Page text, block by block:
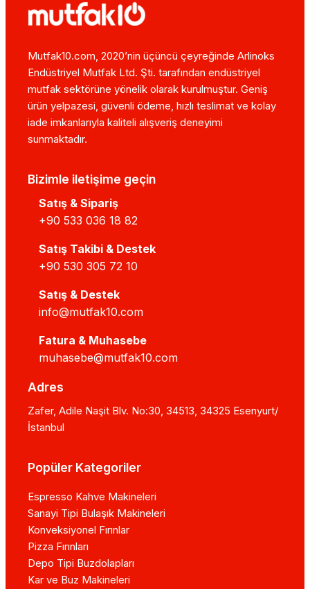
Mutfak10.com, 2020’nin üçüncü çeyreğinde Arlinoks
Endüstriyel Mutfak Ltd. Şti. tarafından endüstriyel
mutfak sektörüne yönelik olarak kurulmuştur. Geniş
ürün yelpazesi, güvenli ödeme, hızlı teslimat ve kolay
iade imkanlarıyla kaliteli alışveriş deneyimi
sunmaktadır.
Bizimle iletişime geçin
Satış & Sipariş
+90 533 036 18 82
Satış Takibi & Destek
+90 530 305 72 10
Satış & Destek
info@mutfak10.com
Fatura & Muhasebe
muhasebe@mutfak10.com
Adres
Zafer, Adile Naşit Blv. No:30, 34513, 34325 Esenyurt/
İstanbul
Popüler Kategoriler
Espresso Kahve Makineleri
Sanayi Tipi Bulaşık Makineleri
Konveksiyonel Fırınlar
Pizza Fırınları
Depo Tipi Buzdolapları
Kar ve Buz Makineleri